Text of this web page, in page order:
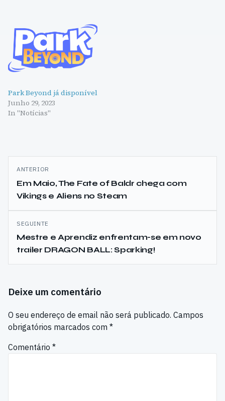
Park Beyond já disponível
Junho 29, 2023
In "Notícias"
Navegação
de
artigos
ANTERIOR
Em Maio, The Fate of Baldr chega com
Vikings e Aliens no Steam
SEGUINTE
Mestre e Aprendiz enfrentam-se em novo
trailer DRAGON BALL: Sparking!
Deixe um comentário
O seu endereço de email não será publicado. Campos
obrigatórios marcados com *
Comentário *